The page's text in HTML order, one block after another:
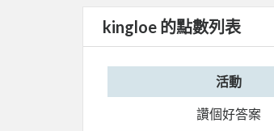
kingloe 的點數列表
活動
讚個好答案